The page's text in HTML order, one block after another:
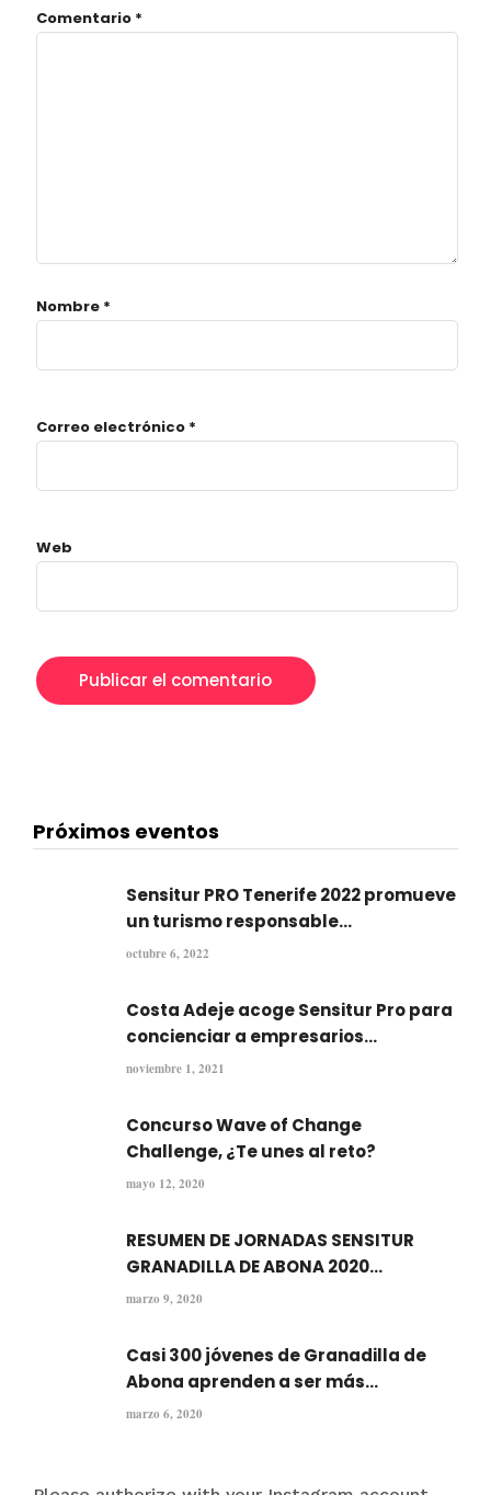
Comentario *
Nombre *
Correo electrónico *
Web
Próximos eventos
Sensitur PRO Tenerife 2022 promueve
un turismo responsable...
octubre 6, 2022
Costa Adeje acoge Sensitur Pro para
concienciar a empresarios...
noviembre 1, 2021
Concurso Wave of Change
Challenge, ¿Te unes al reto?
mayo 12, 2020
RESUMEN DE JORNADAS SENSITUR
GRANADILLA DE ABONA 2020...
marzo 9, 2020
Casi 300 jóvenes de Granadilla de
Abona aprenden a ser más...
marzo 6, 2020